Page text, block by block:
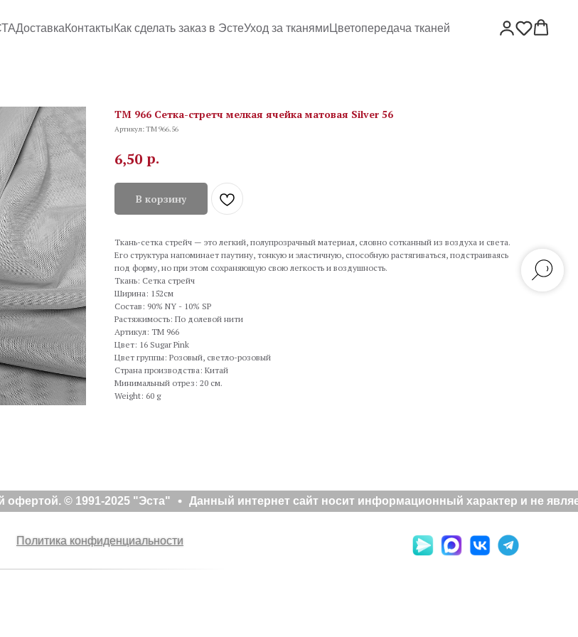
ДоставкаКонтактыКак сделать заказ в ЭстеУход за тканями Цветопередача тканей
TM 966 Сетка-стретч мелкая ячейка матовая Silver 56
Артикул:TM 966.56
6,50 р.
В корзину
Ткань-сетка стрейч — это легкий, полупрозрачный материал, словно сотканный из воздуха и света.
Его структура напоминает паутину, тонкую и эластичную, способную растягиваться, подстраиваясь
под форму, но при этом сохраняющую свою легкость и воздушность.
Ткань: Сетка стрейч
Ширина: 152см
Состав: 90% NY - 10% SP
Растяжимость: По долевой нити
Артикул: TM 966
Цвет: 16 Sugar Pink
Цвет группы: Розовый, светло-розовый
Страна производства: Китай
Минимальный отрез: 20 см.
Weight: 60 g
© 1991-2025 "Эста" Данный интернет сайт носит информационный характер и не
Политика конфиденциальности